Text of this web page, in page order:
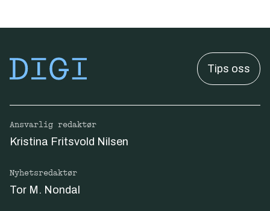
Tips oss
Ansvarlig redaktør
Kristina Fritsvold Nilsen
Nyhetsredaktør
Tor M. Nondal